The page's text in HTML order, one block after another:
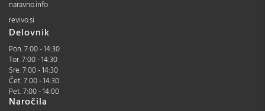
naravno.info
revivo.si
Delovnik
Pon. 7:00 - 14:30
Tor. 7:00 - 14:30
Sre. 7:00 - 14:30
Čet. 7:00 - 14:30
Pet. 7:00 - 14:00
Naročila